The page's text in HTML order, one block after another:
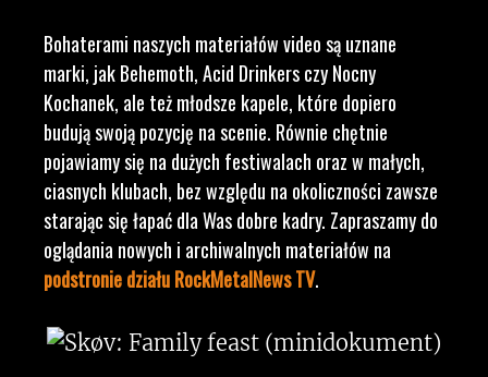
Bohaterami naszych materiałów video są uznane
marki, jak Behemoth, Acid Drinkers czy Nocny
Kochanek, ale też młodsze kapele, które dopiero
budują swoją pozycję na scenie. Równie chętnie
pojawiamy się na dużych festiwalach oraz w małych,
ciasnych klubach, bez względu na okoliczności zawsze
starając się łapać dla Was dobre kadry. Zapraszamy do
oglądania nowych i archiwalnych materiałów na
podstronie działu RockMetalNews TV.